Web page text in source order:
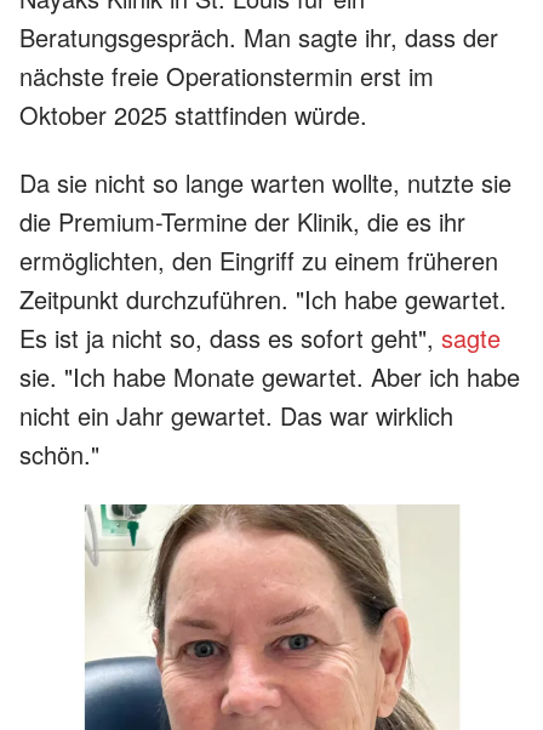
Beratungsgespräch. Man sagte ihr, dass der
nächste freie Operationstermin erst im
Oktober 2025 stattfinden würde.
Da sie nicht so lange warten wollte, nutzte sie
die Premium-Termine der Klinik, die es ihr
ermöglichten, den Eingriff zu einem früheren
Zeitpunkt durchzuführen. "Ich habe gewartet.
Es ist ja nicht so, dass es sofort geht", sagte
sie. "Ich habe Monate gewartet. Aber ich habe
nicht ein Jahr gewartet. Das war wirklich
schön."